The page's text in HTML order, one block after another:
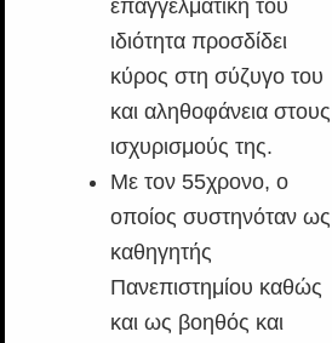
επαγγελματική του
ιδιότητα προσδίδει
κύρος στη σύζυγο του
και αληθοφάνεια στους
ισχυρισμούς της.
Με τον 55χρονο, ο
οποίος συστηνόταν ως
καθηγητής
Πανεπιστημίου καθώς
και ως βοηθός και